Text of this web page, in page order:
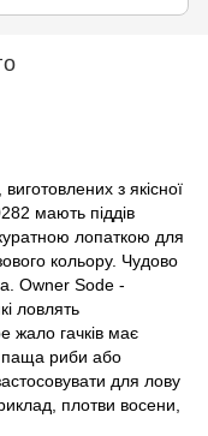
з якісної
мають піддів
лопаткою для
кольору. Чудово
Owner Sode -
ловлять
жало гачків має
паща риби або
для лову
плотви восени,